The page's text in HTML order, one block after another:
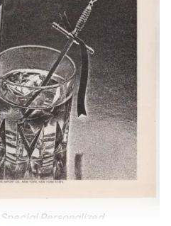
Personalized